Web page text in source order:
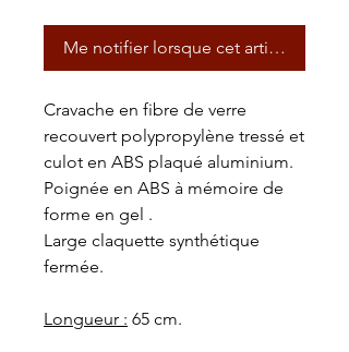
Me notifier lorsque cet article est
Cravache en fibre de verre
recouvert polypropylène tressé et
culot en ABS plaqué aluminium.
Poignée en ABS à mémoire de
forme en gel .
Large claquette synthétique
fermée.
Longueur : 65 cm.